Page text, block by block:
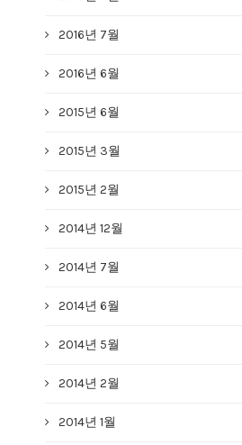
2016년 7월
2016년 6월
2015년 6월
2015년 3월
2015년 2월
2014년 12월
2014년 7월
2014년 6월
2014년 5월
2014년 2월
2014년 1월